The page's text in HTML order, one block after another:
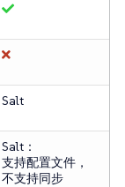
Salt
Salt：
支持配置文件，
不支持同步